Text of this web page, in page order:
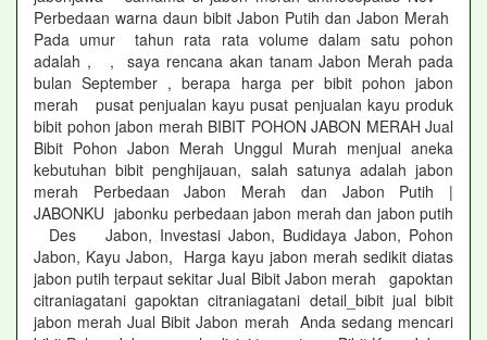
Perbedaan warna daun bibit Jabon Putih dan Jabon Merah
Pada umur tahun rata rata volume dalam satu pohon
adalah , , saya rencana akan tanam Jabon Merah pada
bulan September , berapa harga per bibit pohon jabon
merah pusat penjualan kayu pusat penjualan kayu produk
bibit pohon jabon merah BIBIT POHON JABON MERAH Jual
Bibit Pohon Jabon Merah Unggul Murah menjual aneka
kebutuhan bibit penghijauan, salah satunya adalah jabon
merah Perbedaan Jabon Merah dan Jabon Putih |
JABONKU jabonku perbedaan jabon merah dan jabon putih
Des Jabon, Investasi Jabon, Budidaya Jabon, Pohon
Jabon, Kayu Jabon, Harga kayu jabon merah sedikit diatas
jabon putih terpaut sekitar Jual Bibit Jabon merah gapoktan
citraniagatani gapoktan citraniagatani detail_bibit jual bibit
jabon merah Jual Bibit Jabon merah Anda sedang mencari